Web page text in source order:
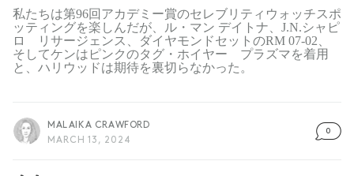
私たちは第96回アカデミー賞のセレブリティウォッチスポ
ッティングを楽しんだが、ル・マン デイトナ、J.N.シャピ
ロ リサージェンス、ダイヤモンドセットのRM 07-02、
そしてケンはピンクのタグ・ホイヤー プラズマを着用
と、ハリウッドは期待を裏切らなかった。
MALAIKA CRAWFORD
MARCH 13, 2024
0